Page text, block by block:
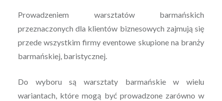
Prowadzeniem warsztatów barmańskich
przeznaczonych dla klientów biznesowych zajmują się
przede wszystkim firmy eventowe skupione na branży
barmańskiej, baristycznej.
Do wyboru są warsztaty barmańskie w wielu
wariantach, które mogą być prowadzone zarówno w